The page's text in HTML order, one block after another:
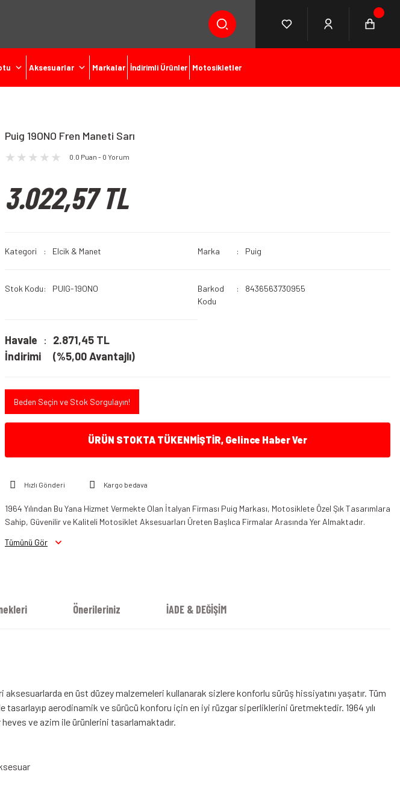
Aksesuarlar Markalar İndirimli Ürünler Motosikletler
Puig 19ONO Fren Maneti Sarı
0.0 Puan - 0 Yorum
3.022,57 TL
Kategori Elcik & Manet Marka Puig
Stok Kodu PUIG-19ONO
Barkod
Kodu
8436563730955
Havale
İndirimi
2.871,45 TL
(%5,00 Avantajlı)
Beden Seçin ve Stok Sorgulayın!
ÜRÜN STOKTA TÜKENMİŞTİR, Gelince Haber Ver
Hızlı Gönderi Kargo bedava
1964 Yılından Bu Yana Hizmet Vermekte Olan İtalyan Firması Puig Markası, Motosiklete Özel Şık Tasarımlara
Sahip, Güvenilir ve Kaliteli Motosiklet Aksesuarları Üreten Başlıca Firmalar Arasında Yer Almaktadır.
Tümünü Gör
Önerileriniz İADE & DEĞİŞİM
en üst düzey malzemeleri kullanarak sizlere konforlu sürüş hissiyatını yaşatır. Tüm
tasarlayıp aerodinamik ve sürücü konforu için en iyi rüzgar siperliklerini üretmektedir. 1964 yılı
ve azim ile ürünlerini tasarlamaktadır.